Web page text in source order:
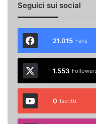
Seguici sui social
21.015 Fans
1.553
0 Iscritti